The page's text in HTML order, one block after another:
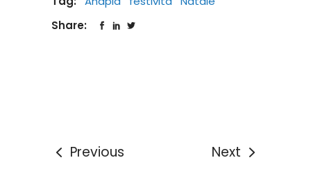
Share:
Previous Next